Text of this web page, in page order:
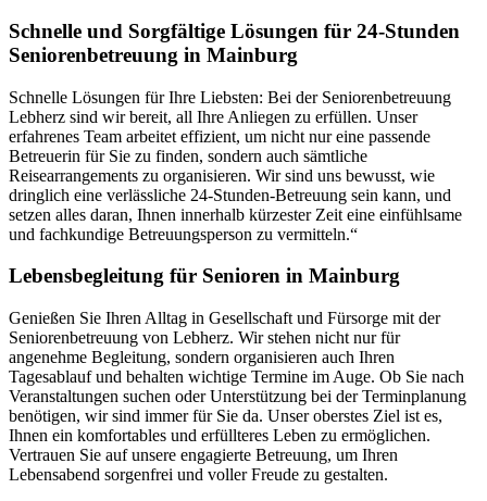
Schnelle und Sorgfältige Lösungen für 24-Stunden
Seniorenbetreuung in Mainburg
Schnelle Lösungen für Ihre Liebsten: Bei der Seniorenbetreuung
Lebherz sind wir bereit, all Ihre Anliegen zu erfüllen. Unser
erfahrenes Team arbeitet effizient, um nicht nur eine passende
Betreuerin für Sie zu finden, sondern auch sämtliche
Reisearrangements zu organisieren. Wir sind uns bewusst, wie
dringlich eine verlässliche 24-Stunden-Betreuung sein kann, und
setzen alles daran, Ihnen innerhalb kürzester Zeit eine einfühlsame
und fachkundige Betreuungsperson zu vermitteln.“
Lebensbegleitung für Senioren in Mainburg
Genießen Sie Ihren Alltag in Gesellschaft und Fürsorge mit der
Seniorenbetreuung von Lebherz. Wir stehen nicht nur für
angenehme Begleitung, sondern organisieren auch Ihren
Tagesablauf und behalten wichtige Termine im Auge. Ob Sie nach
Veranstaltungen suchen oder Unterstützung bei der Terminplanung
benötigen, wir sind immer für Sie da. Unser oberstes Ziel ist es,
Ihnen ein komfortables und erfüllteres Leben zu ermöglichen.
Vertrauen Sie auf unsere engagierte Betreuung, um Ihren
Lebensabend sorgenfrei und voller Freude zu gestalten.